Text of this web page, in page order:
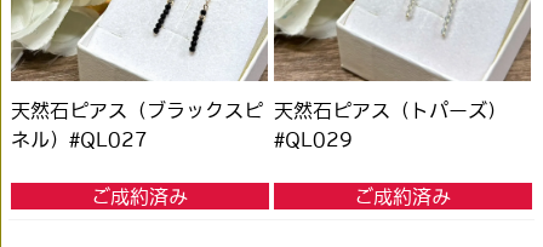
天然石ピアス（ブラックスピ
ネル）#QL027
ご成約済み
天然石ピアス（トパーズ）
#QL029
ご成約済み